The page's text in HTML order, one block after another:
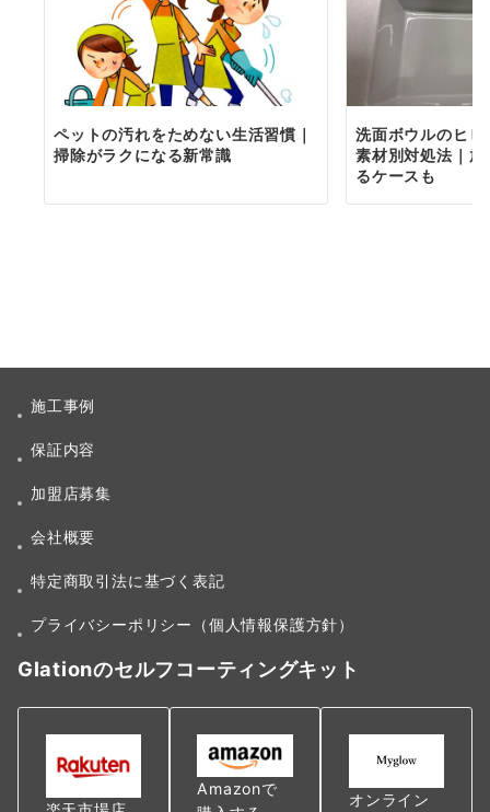
ペットの汚れをためない生活習慣｜
掃除がラクになる新常識
洗面ボウルのヒ
素材別対処法｜
るケースも
施工事例
保証内容
加盟店募集
会社概要
特定商取引法に基づく表記
プライバシーポリシー（個人情報保護方針）
Glationのセルフコーティングキット
Amazonで
オンライン